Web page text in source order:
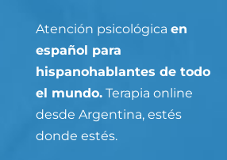
Atención psicológica en
español para
hispanohablantes de todo
el mundo.Terapia online
desde Argentina, estés
donde estés.